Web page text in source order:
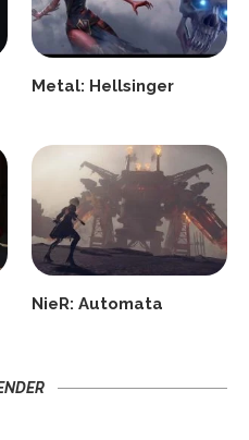
Metal: Hellsinger
NieR: Automata